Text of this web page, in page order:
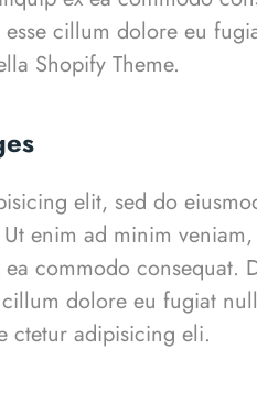
cillum dolore eu
Shopify Theme.
elit, sed do
enim ad minim
commodo consequat.
dolore eu fugiat
ctetur adipisicing eli.